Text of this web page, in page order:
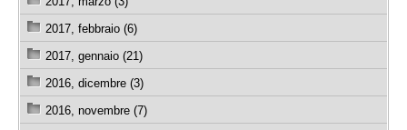
2017, febbraio (6)
2017, gennaio (21)
2016, dicembre (3)
2016, novembre (7)